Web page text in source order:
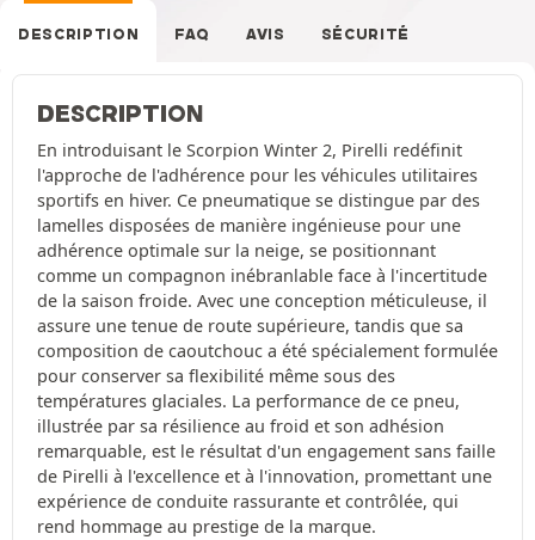
DESCRIPTION FAQ AVIS SÉCURITÉ
DESCRIPTION
En introduisant le Scorpion Winter 2, Pirelli redéfinit
l'approche de l'adhérence pour les véhicules utilitaires
sportifs en hiver. Ce pneumatique se distingue par des
lamelles disposées de manière ingénieuse pour une
adhérence optimale sur la neige, se positionnant
comme un compagnon inébranlable face à l'incertitude
de la saison froide. Avec une conception méticuleuse, il
assure une tenue de route supérieure, tandis que sa
composition de caoutchouc a été spécialement formulée
pour conserver sa flexibilité même sous des
températures glaciales. La performance de ce pneu,
illustrée par sa résilience au froid et son adhésion
remarquable, est le résultat d'un engagement sans faille
de Pirelli à l'excellence et à l'innovation, promettant une
expérience de conduite rassurante et contrôlée, qui
rend hommage au prestige de la marque.